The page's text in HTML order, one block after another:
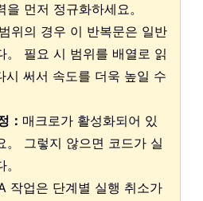
먼저 정규화하세요。
위의 경우 이 반복문은 일반
。 필요 시 범위를 배열로 읽
시 써서 속도를 더욱 높일 수
： 매크로가 활성화되어 있
。 그렇지 않으면 코드가 실
작업은 단계별 실행 취소가